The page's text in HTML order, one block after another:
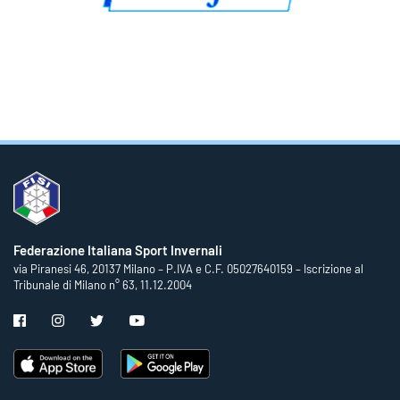
Federazione Italiana Sport Invernali
via Piranesi 46, 20137 Milano – P.IVA e C.F. 05027640159 – Iscrizione al
Tribunale di Milano n° 63, 11.12.2004